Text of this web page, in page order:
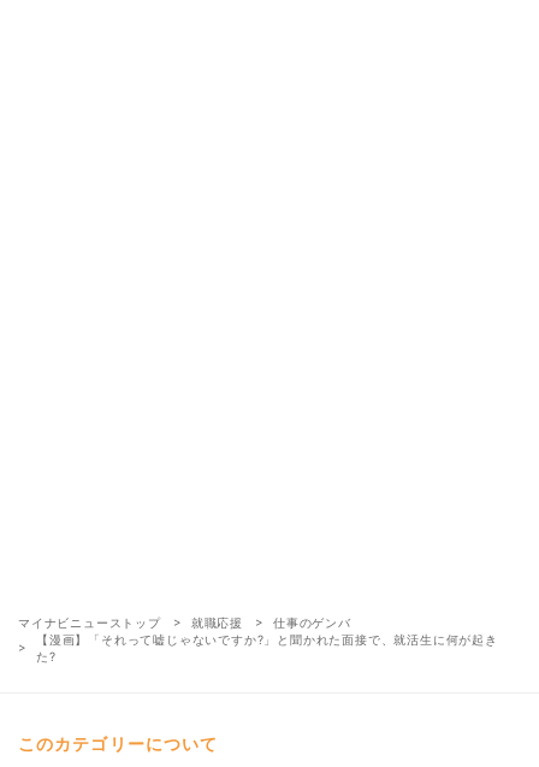
マイナビニューストップ 就職応援
仕事のゲンバ
【漫画】「それって嘘じゃないですか?」と聞かれた面接で、就活生に何が起き
た?
このカテゴリーについて